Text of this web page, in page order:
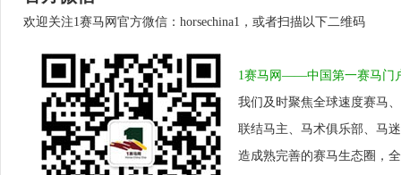
欢迎关注1赛马网官方微信：horsechina1，或者扫描以下二维码
1赛马网——中国第一赛马门
我们及时聚焦全球速度赛马
联结马主、马术俱乐部、马
造成熟完善的赛马生态圈，